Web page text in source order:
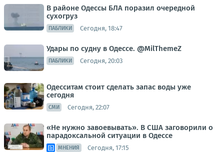
В районе Одессы БЛА поразил очередной
сухогруз
ПАБЛИКИ Сегодня, 18:47
Удары по судну в Одессе. @MilThemeZ
ПАБЛИКИ Сегодня, 20:03
Одесситам стоит сделать запас воды уже
сегодня
СМИ Сегодня, 22:07
«Не нужно завоевывать». В США заговорили о
парадоксальной ситуации в Одессе
МНЕНИЯ Сегодня, 17:15